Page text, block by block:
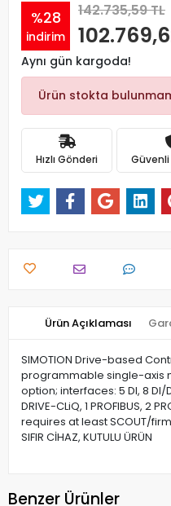
%28
indirim
142.735,59 TL
Aynı gün kargoda!
Ürün stokta
Hızlı Gönderi Güvenli
Ürün Açıklaması
SIMOTION Drive-based
programmable single-axis
option; interfaces: 5 DI, 8 DI/
DRIVE-CLiQ, 1 PROFIBUS, 2
requires at least SCOUT/
SIFIR CİHAZ, KUTULU ÜRÜN
Benzer Ürünler